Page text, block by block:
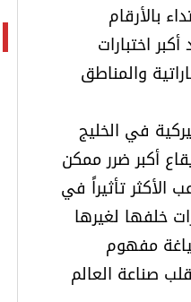
بالأرقام
اختبارات
والمناطق
في الخليج
أكبر ضرر ممكن
الأكثر تأثيراً في
خلفها لغيرها
مفهوم
صناعة العالم